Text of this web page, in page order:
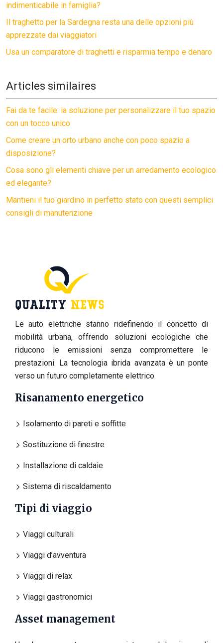
indimenticabile in famiglia?
Il traghetto per la Sardegna resta una delle opzioni più
apprezzate dai viaggiatori
Usa un comparatore di traghetti e risparmia tempo e denaro
Articles similaires
Fai da te facile: la soluzione per personalizzare il tuo spazio
con un tocco unico
Come creare un orto urbano anche con poco spazio a
disposizione?
Cosa sono gli elementi chiave per un arredamento ecologico
ed elegante?
Mantieni il tuo giardino in perfetto stato con questi semplici
consigli di manutenzione
Le auto elettriche stanno ridefinendo il concetto di
mobilità urbana, offrendo soluzioni ecologiche che
riducono le emissioni senza compromettere le
prestazioni. La tecnologia ibrida avanzata è un ponte
verso un futuro completamente elettrico.
Risanamento energetico
Isolamento di pareti e soffitte
Sostituzione di finestre
Installazione di caldaie
Sistema di riscaldamento
Tipi di viaggio
Viaggi culturali
Viaggi d’avventura
Viaggi di relax
Viaggi gastronomici
Asset management